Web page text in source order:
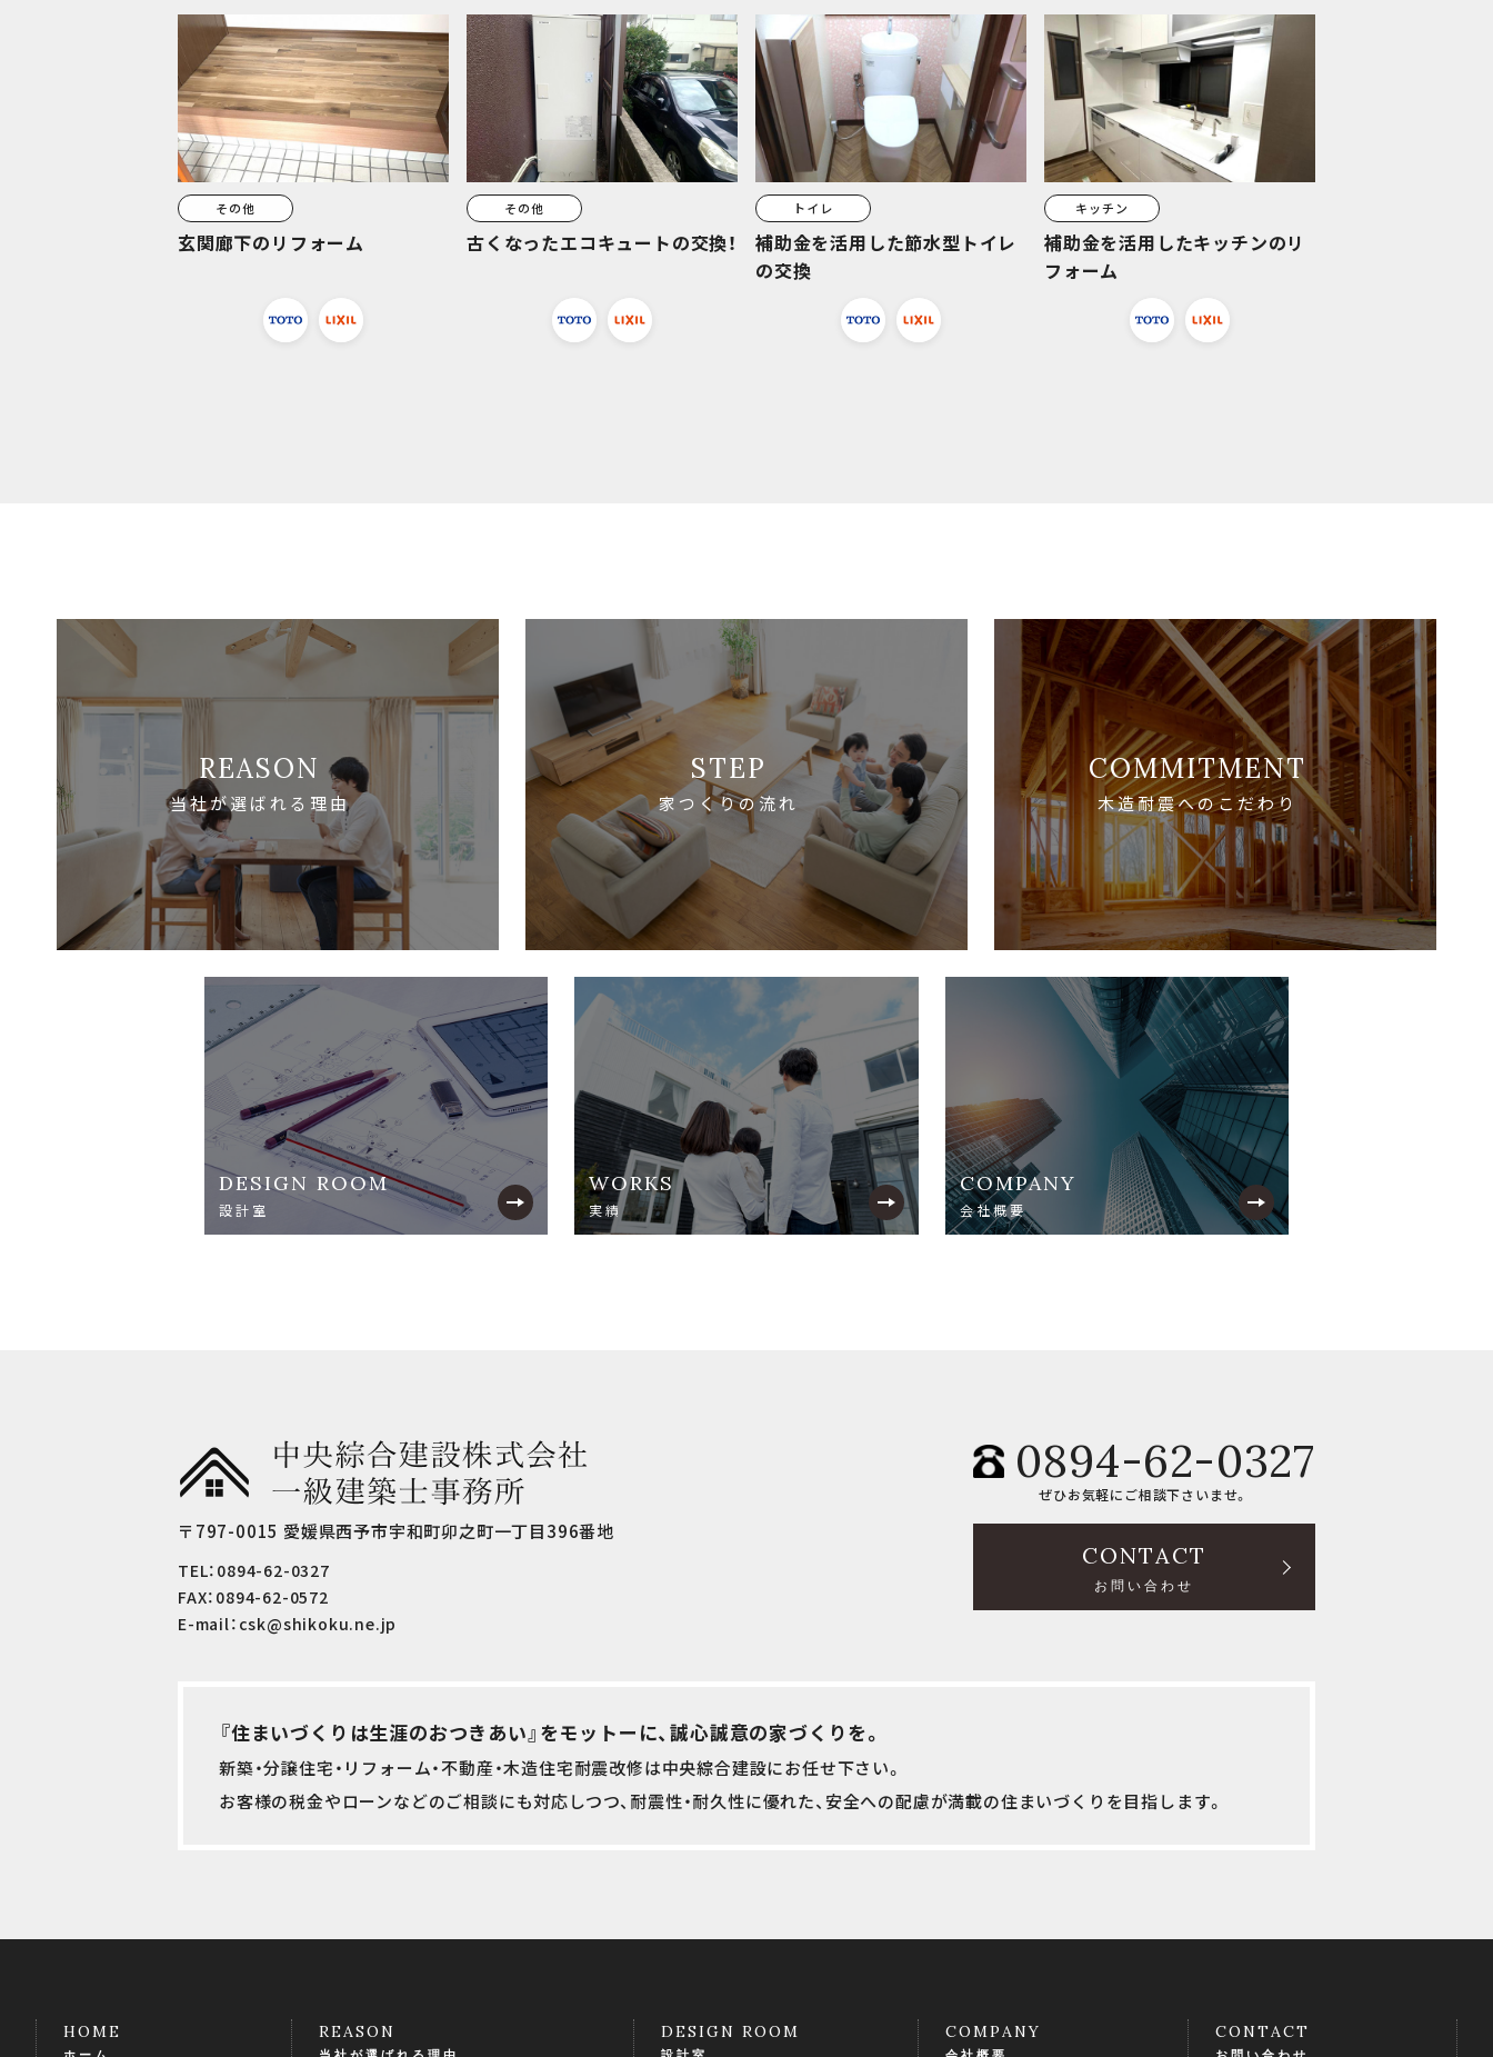
その他
玄関廊下のリフォーム
その他
古くなったエコキュートの交換！
トイレ
補助金を活用した節水型トイレ
の交換
キッチン
補助金を活用したキッチンのリ
フォーム
REASON
当社が選ばれる理由
STEP
家つくりの流れ
COMMITMENT
木造耐震へのこだわり
DESIGN ROOM
設計室
WORKS
実績
COMPANY
会社概要
〒797-0015 愛媛県西予市宇和町卯之町一丁目396番地
TEL：0894-62-0327
FAX：0894-62-0572
E-mail：csk@shikoku.ne.jp
0894-62-0327
ぜひお気軽にご相談下さいませ。
CONTACT
お問い合わせ
『住まいづくりは生涯のおつきあい』をモットーに、誠心誠意の家づくりを。
新築・分譲住宅・リフォーム・不動産・木造住宅耐震改修は中央綜合建設にお任せ下さい。
お客様の税金やローンなどのご相談にも対応しつつ、耐震性・耐久性に優れた、安全への配慮が満載の住まいづくりを目指します。
HOME REASON DESIGN ROOM COMPANY CONTACT